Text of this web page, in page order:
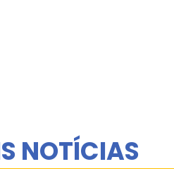
NOTÍCIAS